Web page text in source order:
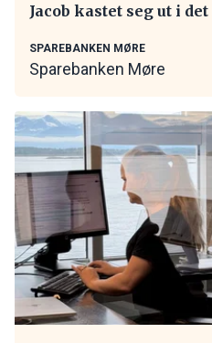
Jacob kastet seg ut i
SPAREBANKEN MØRE
Sparebanken Møre